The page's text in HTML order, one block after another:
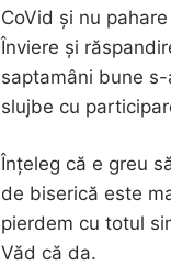
CoVid și nu
Înviere și
saptamâni bune
slujbe cu
Înțeleg că e greu
de biserică este
pierdem cu totul
Văd că da.